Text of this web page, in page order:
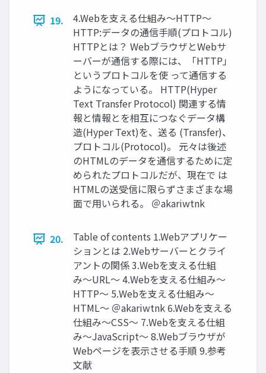
19.
4.Webを⽀える仕組み〜HTTP〜
HTTP:データの通信⼿順(プロトコル)
HTTPとは？ WebブラウザとWebサ
ーバーが通信する際には、「HTTP」
というプロトコルを使 って通信する
ようになっている。 HTTP(Hyper
Text Transfer Protocol) 関連する情
報と情報とを相互につなぐデータ構
造(Hyper Text)を、送る (Transfer)、
プロトコル(Protocol)。 元々は後述
のHTMLのデータを通信するために定
められたプロトコルだが、現在で は
HTMLの送受信に限らずさまざまな場
⾯で⽤いられる。 ＠akariwtnk
20.
Table of contents 1.Webアプリケー
ションとは 2.Webサーバーとクライ
アントの関係 3.Webを⽀える仕組
み〜URL〜 4.Webを⽀える仕組み〜
HTTP〜 5.Webを⽀える仕組み〜
HTML〜 ＠akariwtnk 6.Webを⽀える
仕組み〜CSS〜 7.Webを⽀える仕組
み〜JavaScript〜 8.Webブラウザが
Webページを表⽰させる⼿順 9.参考
⽂献